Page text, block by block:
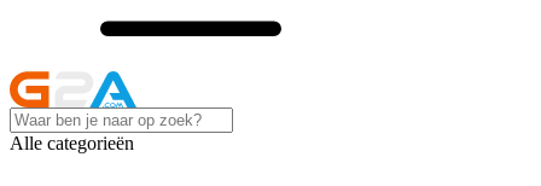
Alle categorieën